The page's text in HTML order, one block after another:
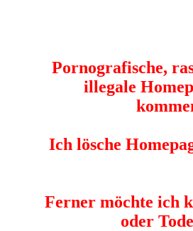
Pornografische,
illegale
Ich lösche
Ferner möchte ich
oder